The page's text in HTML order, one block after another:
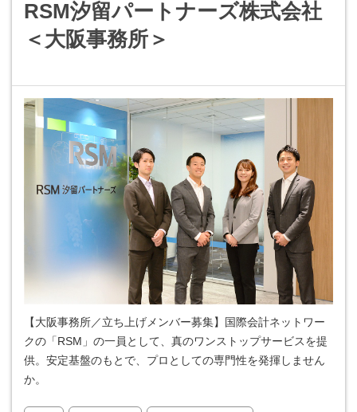
RSM汐留パートナーズ株式会社
＜大阪事務所＞
【大阪事務所／立ち上げメンバー募集】国際会計ネットワー
クの「RSM」の一員として、真のワンストップサービスを提
供。安定基盤のもとで、プロとしての専門性を発揮しません
か。